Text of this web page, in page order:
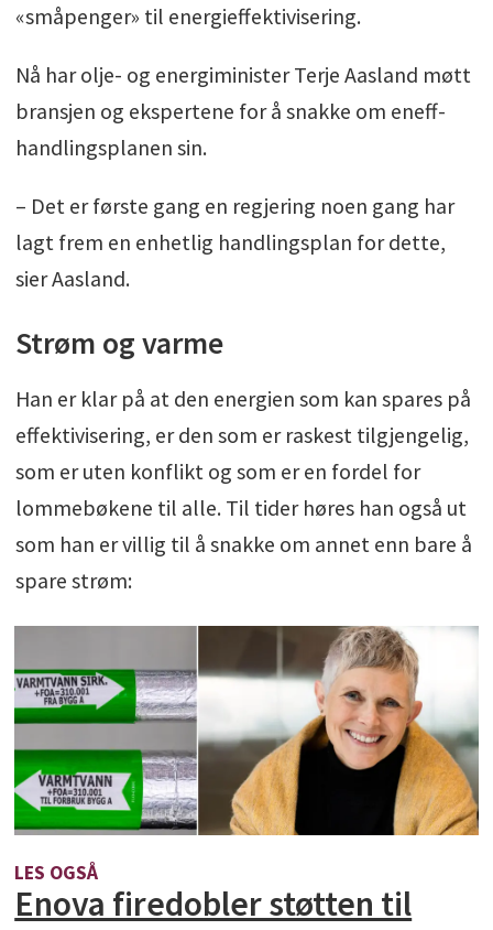
«småpenger» til energieffektivisering.
Nå har olje- og energiminister Terje Aasland møtt
bransjen og ekspertene for å snakke om eneff-
handlingsplanen sin.
– Det er første gang en regjering noen gang har
lagt frem en enhetlig handlingsplan for dette,
sier Aasland.
Strøm og varme
Han er klar på at den energien som kan spares på
effektivisering, er den som er raskest tilgjengelig,
som er uten konflikt og som er en fordel for
lommebøkene til alle. Til tider høres han også ut
som han er villig til å snakke om annet enn bare å
spare strøm:
LES OGSÅ
Enova firedobler støtten til